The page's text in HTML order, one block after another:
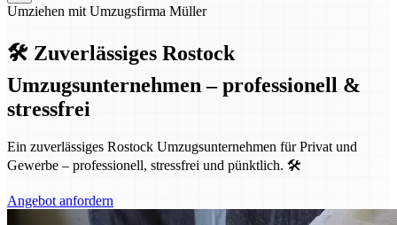
Umziehen mit Umzugsfirma Müller
🛠️ Zuverlässiges Rostock
Umzugsunternehmen – professionell &
stressfrei
Ein zuverlässiges Rostock Umzugsunternehmen für Privat und
Gewerbe – professionell, stressfrei und pünktlich. 🛠️
Angebot anfordern